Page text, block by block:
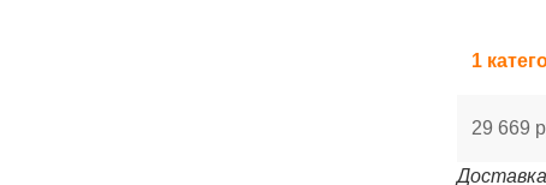
1
29 669